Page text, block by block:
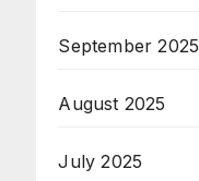
September 2025
August 2025
July 2025